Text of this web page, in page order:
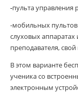
-пульта
-мобильных
слуховых
преподавателя,
В этом варианте
ученика со
электронным